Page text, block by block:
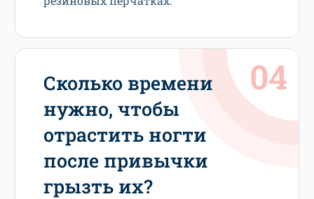
Сколько времени
нужно, чтобы
отрастить ногти
после привычки
грызть их?